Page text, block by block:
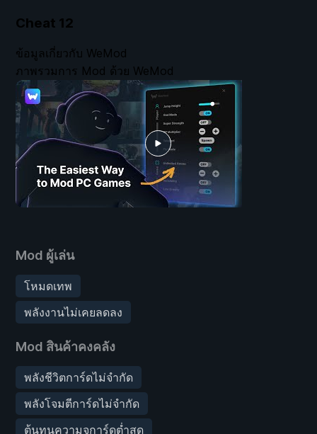
Cheat 12
Mod ผู้เล่น
โหมดเทพ
พลังงานไม่เคยลดลง
Mod สินค้าคงคลัง
พลังชีวิตการ์ดไม่จำกัด
พลังโจมตีการ์ดไม่จำกัด
ต้นทุนความจุการ์ดต่ำสุด
ข้อมูลเกี่ยวกับ WeMod
ภาพรวมการ Mod ด้วย WeMod